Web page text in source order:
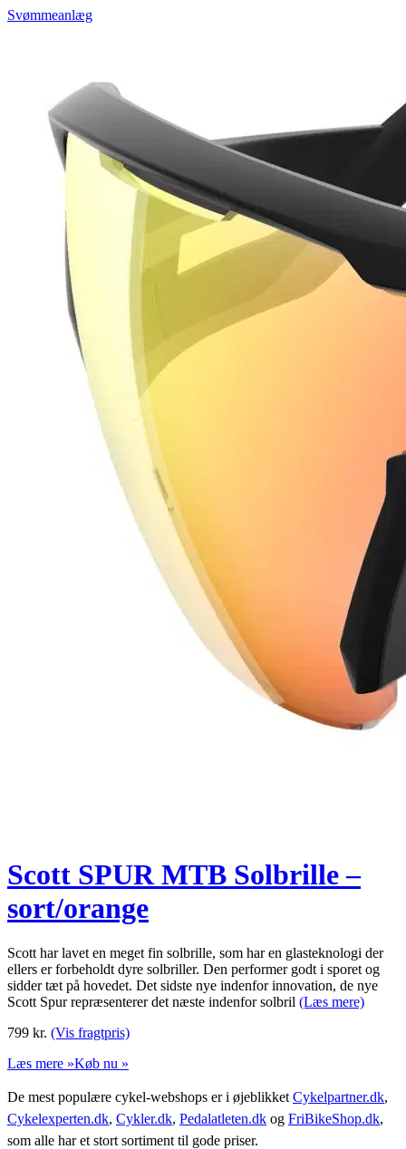
Svømmeanlæg
Scott SPUR MTB Solbrille –
sort/orange
Scott har lavet en meget fin solbrille, som har en glasteknologi der
ellers er forbeholdt dyre solbriller. Den performer godt i sporet og
sidder tæt på hovedet. Det sidste nye indenfor innovation, de nye
Scott Spur repræsenterer det næste indenfor solbril (Læs mere)
799 kr. (Vis fragtpris)
Læs mere »Køb nu »
De mest populære cykel-webshops er i øjeblikket Cykelpartner.dk,
Cykelexperten.dk, Cykler.dk, Pedalatleten.dk og FriBikeShop.dk,
som alle har et stort sortiment til gode priser.